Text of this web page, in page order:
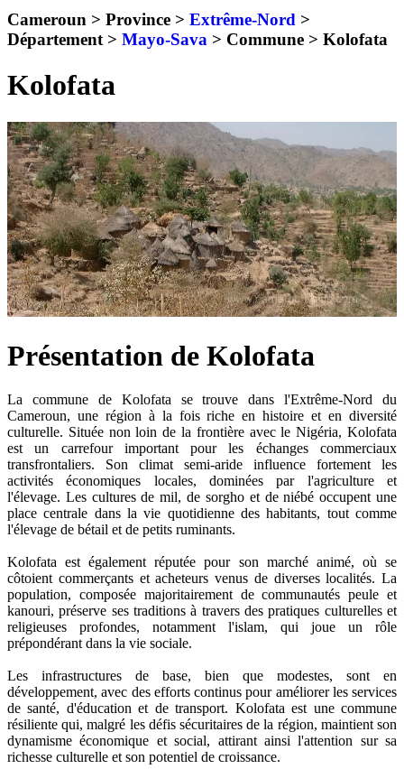
Cameroun > Province > Extrême-Nord >
Département > Mayo-Sava > Commune > Kolofata
Kolofata
Présentation de Kolofata
La commune de Kolofata se trouve dans l'Extrême-Nord du
Cameroun, une région à la fois riche en histoire et en diversité
culturelle. Située non loin de la frontière avec le Nigéria, Kolofata
est un carrefour important pour les échanges commerciaux
transfrontaliers. Son climat semi-aride influence fortement les
activités économiques locales, dominées par l'agriculture et
l'élevage. Les cultures de mil, de sorgho et de niébé occupent une
place centrale dans la vie quotidienne des habitants, tout comme
l'élevage de bétail et de petits ruminants.
Kolofata est également réputée pour son marché animé, où se
côtoient commerçants et acheteurs venus de diverses localités. La
population, composée majoritairement de communautés peule et
kanouri, préserve ses traditions à travers des pratiques culturelles et
religieuses profondes, notamment l'islam, qui joue un rôle
prépondérant dans la vie sociale.
Les infrastructures de base, bien que modestes, sont en
développement, avec des efforts continus pour améliorer les services
de santé, d'éducation et de transport. Kolofata est une commune
résiliente qui, malgré les défis sécuritaires de la région, maintient son
dynamisme économique et social, attirant ainsi l'attention sur sa
richesse culturelle et son potentiel de croissance.